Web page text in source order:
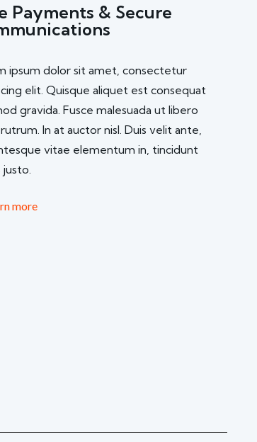
Payments & Secure
ipsum dolor sit amet, consectetur
elit. Quisque aliquet est consequat
gravida. Fusce malesuada ut libero
In at auctor nisl. Duis velit ante,
vitae elementum in, tincidunt
justo.
more